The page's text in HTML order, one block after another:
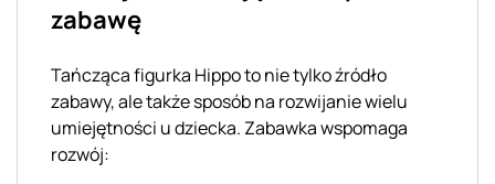
zabawę
Tańcząca figurka Hippo to nie tylko źródło
zabawy, ale także sposób na rozwijanie wielu
umiejętności u dziecka. Zabawka wspomaga
rozwój: